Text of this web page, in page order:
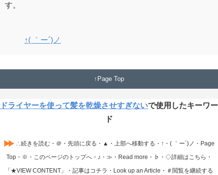
す。
↑( ｀ー´)ノ
Page Top
ドライヤーを使って髪を乾燥させすぎないで使用したキーワー
ド
∴続きを読む・＠・先頭に戻る・▲・上部へ移動する・↑・( ｀ー´)ノ・Page
Top・※・このページのトップへ・♪・≫・Read more・♭・◇詳細はこちら・
「★VIEW CONTENT」・記事はコチラ・Look up an Article・＃閲覧を継続する